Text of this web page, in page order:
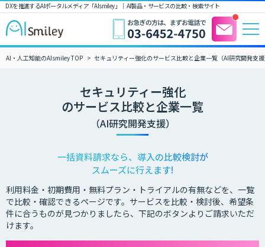
DXを推進するAIポータルメディア「AIsmiley」｜ AI製品・サービスの比較・検索サイト
AI・人工知能のAIsmiley TOP セキュリティー強化のサービス比較と企業一覧（AI研究開発支
セキュリティー強化
のサービス比較と企業一覧
（AI研究開発支援）
一括資料請求なら、導入の比較検討が
スムーズに行えます!
利用料金・初期費用・無料プラン・トライアルの有無などを、一覧
で比較・確認できるページです。サービスを比較・検討後、希望条
件に合うものが見つかりましたら、下記のボタンよりご請求いただ
けます。